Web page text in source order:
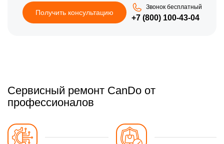
Получить консультацию
Звонок бесплатный
+7 (800) 100-43-04
Сервисный ремонт CanDo от
профессионалов